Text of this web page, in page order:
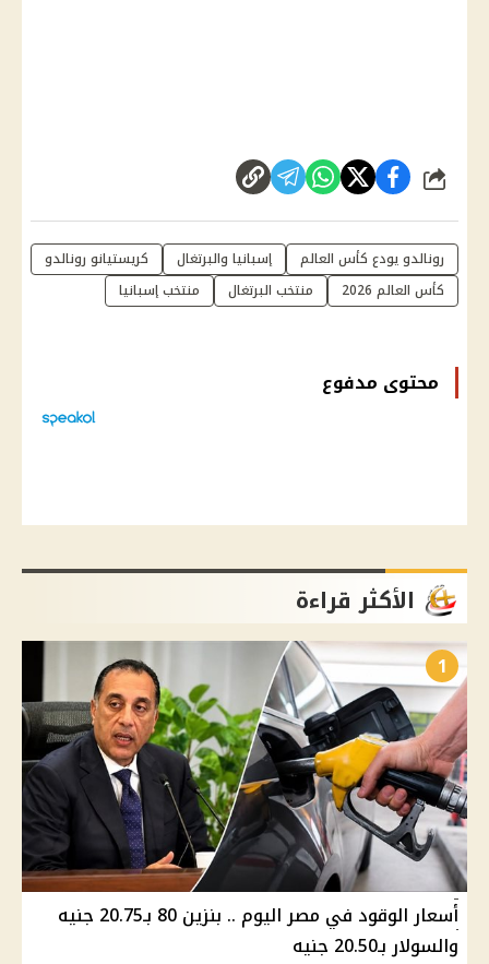
شارك
رونالدو يودع كأس العالم إسبانيا والبرتغال
كريستيانو رونالدو
كأس العالم 2026
منتخب البرتغال منتخب إسبانيا
محتوى مدفوع
الأكثر قراءة
1
أسعار الوقود في مصر اليوم .. بنزين 80 بـ20.75 جنيه
والسولار بـ20.50 جنيه